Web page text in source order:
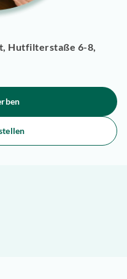
Hutfilterstaße 6-8,